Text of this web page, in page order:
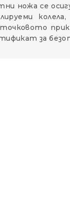
ножа се
колела,
за